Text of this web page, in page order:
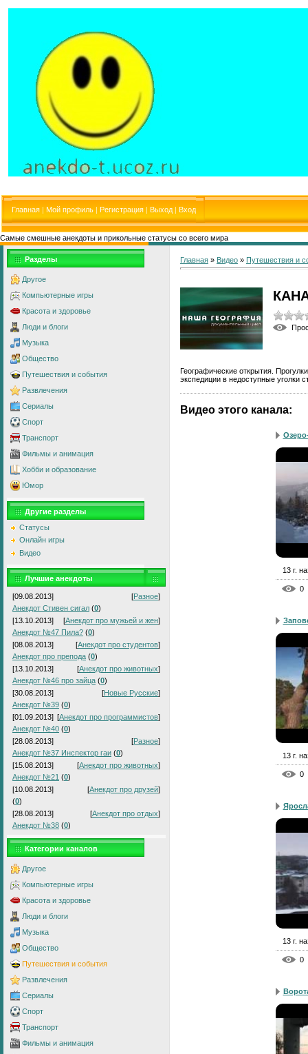
Главная | Мой профиль | Регистрация | Выход | Вход
Самые смешные анекдоты и прикольные статусы со всего мира
Разделы
Другое
Компьютерные игры
Красота и здоровье
Люди и блоги
Музыка
Общество
Путешествия и события
Развлечения
Сериалы
Спорт
Транспорт
Фильмы и анимация
Хобби и образование
Юмор
Другие разделы
Статусы
Онлайн игры
Видео
Лучшие анекдоты
[09.08.2013] [Разное]
Анекдот Стивен сигал (0)
[13.10.2013]
[Анекдот про мужьей и жен]
Анекдот №47 Пила? (0)
[08.08.2013]
[Анекдот про студентов]
Анекдот про препода (0)
[13.10.2013]
[Анекдот про животных]
Анекдот №46 про зайца (0)
[30.08.2013]
[Новые Русские]
Анекдот №39 (0)
[01.09.2013] [Анекдот про программистов]
Анекдот №40 (0)
[28.08.2013]
[Разное]
Анекдот №37 Инспектор гаи (0)
[15.08.2013]
[Анекдот про животных]
Анекдот №21 (0)
[10.08.2013]
[Анекдот про друзей]
(0)
[28.08.2013]
[Анекдот про отдых]
Анекдот №38 (0)
Категории каналов
Другое
Компьютерные игры
Красота и здоровье
Люди и блоги
Музыка
Общество
Путешествия и события
Развлечения
Сериалы
Спорт
Транспорт
Фильмы и анимация
Главная » Видео » Путешествия и
Географические открытия.
экспедиции в недоступные уголки
Видео этого канала:
13 г.
0
13 г.
0
13 г.
0